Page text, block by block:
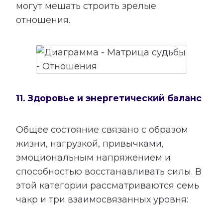
могут мешать строить зрелые
отношения.
11. Здоровье и энергетический баланс
Общее состояние связано с образом
жизни, нагрузкой, привычками,
эмоциональным напряжением и
способностью восстанавливать силы. В
этой категории рассматриваются семь
чакр и три взаимосвязанных уровня: